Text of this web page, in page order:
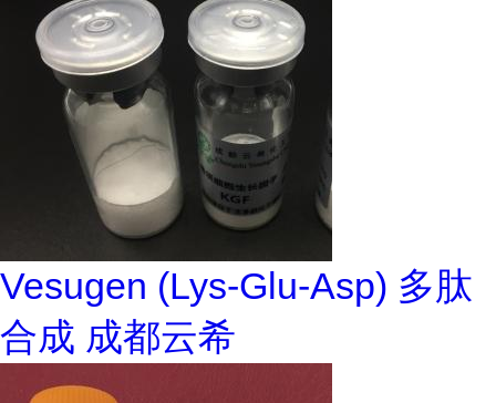
Vesugen (Lys-Glu-Asp) 多肽
合成 成都云希